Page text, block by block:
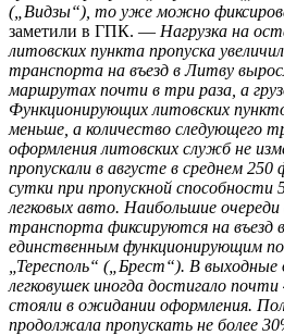
(„Видзы“), то уже можно
заметили в ГПК. — Нагрузка на
литовских пункта пропуска
транспорта на въезд в Литву
маршрутах почти в три раза, а
Функционирующих литовских
меньше, а количество следующего
оформления литовских служб не
пропускали в августе в среднем 250
сутки при пропускной способности
легковых авто. Наибольшие очереди
транспорта фиксируются на въезд
единственным функционирующим
„Тересполь“ („Брест“). В выходные
легковушек иногда достигало
стояли в ожидании оформления.
продолжала пропускать не более